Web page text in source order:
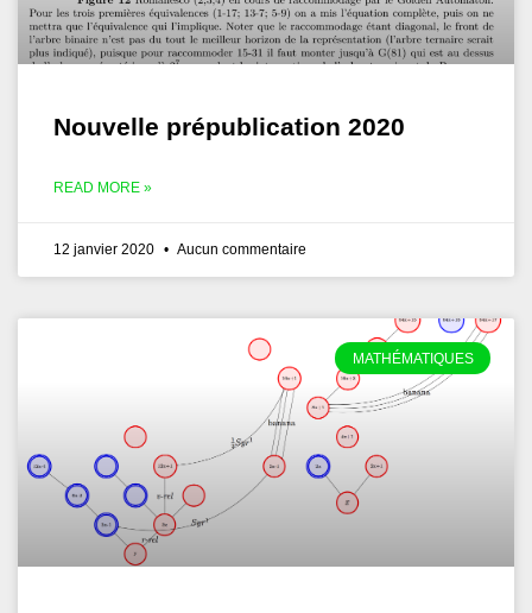
Nouvelle prépublication 2020
READ MORE »
12 janvier 2020 Aucun commentaire
MATHÉMATIQUES